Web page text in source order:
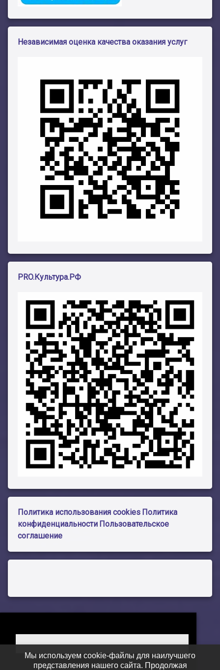
Независимая оценка качества оказания услуг
PRO.Культура.РФ
Политика использования cookies Политика
конфиденциальности Пользовательское
соглашение
Мы используем cookie-файлы для наилучшего
представления нашего сайта. Продолжая